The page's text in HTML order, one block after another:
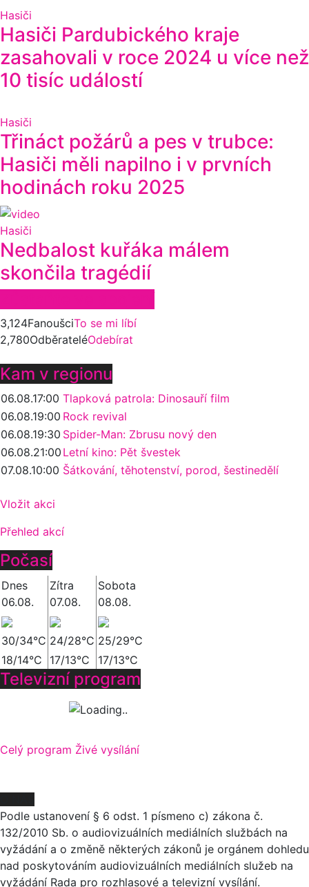
Hasiči
Hasiči Pardubického kraje
zasahovali v roce 2024 u více než
10 tisíc událostí
Hasiči
Třináct požárů a pes v trubce:
Hasiči měli napilno i v prvních
hodinách roku 2025
Hasiči
Nedbalost kuřáka málem
skončila tragédií
3,124FanoušciTo se mi líbí
2,780OdběrateléOdebírat
Kam v regionu
06.08.17:00 Tlapková patrola: Dinosauří film
06.08.19:00 Rock revival
06.08.19:30 Spider-Man: Zbrusu nový den
06.08.21:00 Letní kino: Pět švestek
07.08.10:00 Šátkování, těhotenství, porod, šestinedělí
Vložit akci
Přehled akcí
Počasí
Dnes
06.08.
Zítra
07.08.
Sobota
08.08.
30/34°C 24/28°C 25/29°C
18/14°C
17/13°C 17/13°C
Televizní program
Celý program Živé vysílání
Podle ustanovení § 6 odst. 1 písmeno c) zákona č.
132/2010 Sb. o audiovizuálních mediálních službách na
vyžádání a o změně některých zákonů je orgánem dohledu
nad poskytováním audiovizuálních mediálních služeb na
vyžádání Rada pro rozhlasové a televizní vysílání.